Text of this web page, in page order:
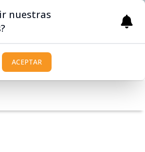
nuestras
ACEPTAR